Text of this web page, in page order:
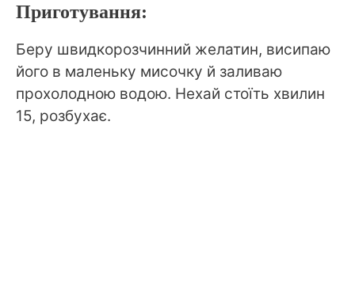
Приготування:
Беру швидкорозчинний желатин, висипаю
його в маленьку мисочку й заливаю
прохолодною водою. Нехай стоїть хвилин
15, розбухає.